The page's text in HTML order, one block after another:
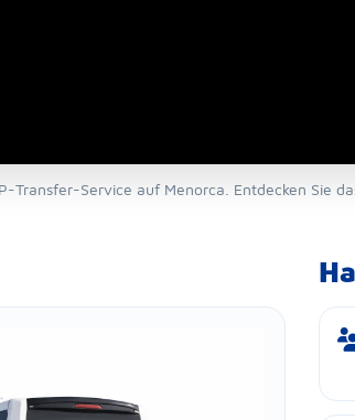
Transfer-Service auf Menorca. Entdecken Sie